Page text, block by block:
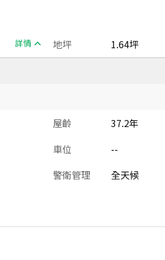
詳情 地坪
1.64坪
屋齡
37.2年
車位
--
警衛管理
全天候